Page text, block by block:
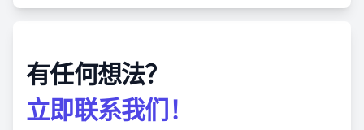
有任何想法？
立即联系我们！